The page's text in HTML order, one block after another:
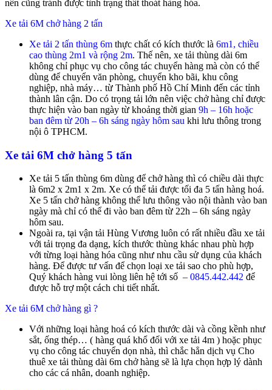
nên cũng tránh được tình trạng thất thoát hàng hóa.
Xe tải 6M chở hàng 2 tấn
Xe tải 2 tấn thùng 6m thực chất có kích thước là 6m1, chiều
cao thùng 2m1 và rộng 2m. Thế nên, xe tải thùng dài 6m
không chỉ phục vụ cho công tác chuyển hàng mà còn có thể
dùng để chuyển văn phòng, chuyển kho bãi, khu công
nghiệp, nhà máy… từ Thành phố Hồ Chí Minh đến các tỉnh
thành lân cận. Do có trọng tải lớn nên việc chở hàng chỉ được
thực hiện vào ban ngày từ khoảng thời gian 9h – 16h hoặc
ban đêm từ 20h – 6h sáng ngày hôm sau khi lưu thông trong
nội ô TPHCM.
Xe tải 6M chở hàng 5 tấn
Xe tải 5 tấn thùng 6m dùng để chở hàng thì có chiều dài thực
là 6m2 x 2m1 x 2m. Xe có thể tải được tối đa 5 tấn hàng hoá.
Xe 5 tấn chở hàng không thể lưu thông vào nội thành vào ban
ngày mà chỉ có thể đi vào ban đêm từ 22h – 6h sáng ngày
hôm sau.
Ngoài ra, tại vận tải Hùng Vương luôn có rất nhiều đầu xe tải
với tải trọng đa dạng, kích thước thùng khác nhau phù hợp
với từng loại hàng hóa cũng như nhu cầu sử dụng của khách
hàng. Để được tư vấn để chọn loại xe tải sao cho phù hợp,
Quý khách hàng vui lòng liên hệ tới số – 0845.442.442 để
được hỗ trợ một cách chi tiết nhất.
Xe tải 6M chở hàng gì ?
Với những loại hàng hoá có kích thước dài và cồng kềnh như
sắt, ống thép… ( hàng quá khổ đối với xe tải 4m ) hoặc phục
vụ cho công tác chuyển dọn nhà, thì chắc hẳn dịch vụ Cho
thuê xe tải thùng dài 6m chở hàng sẽ là lựa chọn hợp lý dành
cho các cá nhân, doanh nghiệp.